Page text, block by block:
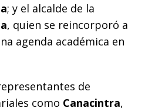
; y el alcalde de la
, quien se reincorporó a
agenda académica en
de
como Canacintra,